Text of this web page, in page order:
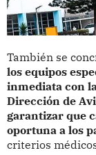
También se
los equipos
inmediata con
Dirección de
garantizar que
oportuna a los
criterios